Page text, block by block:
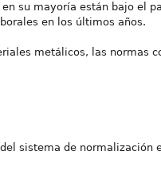
su mayoría están bajo el
en los últimos años.
metálicos, las normas
sistema de normalización